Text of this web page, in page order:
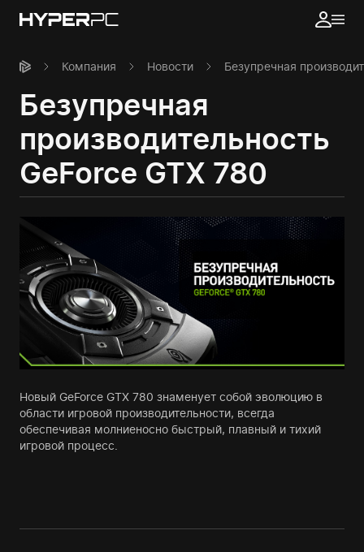
Компания Новости Безупречная
Безупречная
производительность
GeForce GTX 780
Новый GeForce GTX 780 знаменует собой эволюцию в
области игровой производительности, всегда
обеспечивая молниеносно быстрый, плавный и тихий
игровой процесс.